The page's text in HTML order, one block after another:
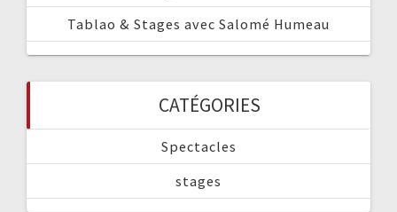
Tablao & Stages avec Salomé Humeau
CATÉGORIES
Spectacles
stages